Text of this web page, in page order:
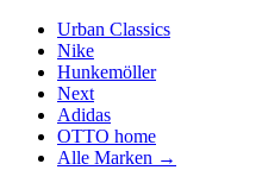
Urban Classics
Nike
Hunkemöller
Next
Adidas
OTTO home
Alle Marken →